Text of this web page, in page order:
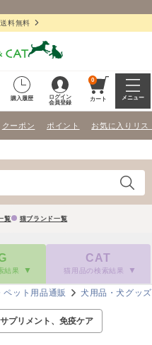
料無料
購入履歴
ログイン
会員登録
0
カート メニュー
クーポン ポイント お気に入りリス
覧 猫ブランド一覧
結果
CAT
猫用品の検索結果
ペット用品通販 犬用品・犬グッズ
プリメント、免疫ケア